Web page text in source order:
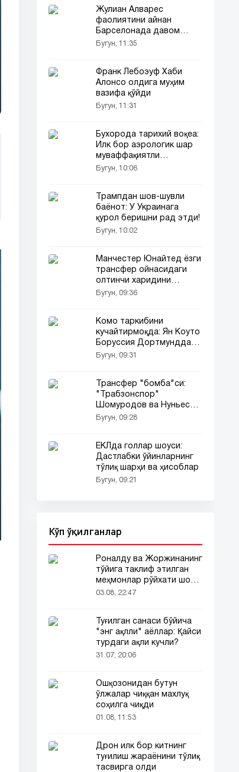
Жулиан Алварес
фаолиятини айнан
Барселонада давом
эттирмоқчи
Бугун, 11:35
Франк Лебоэуф Хаби
Алонсо олдига муҳим
вазифа қўйди
Бугун, 11:31
Бухорода тарихий воқеа:
Илк бор аэрологик шар
муваффақиятли
учирилди!
Бугун, 10:06
Трампдан шов-шувли
баёнот: У Украинага
қурол беришни рад этди!
Бугун, 10:02
Манчестер Юнайтед ёзги
трансфер ойнасидаги
олтинчи харидини
расман эълон қилди
Бугун, 09:36
Комо таркибини
кучайтирмоқда: Ян Коуто
Боруссия Дортмунддан
трансфер қилинди
Бугун, 09:31
Трансфер "бомба"си:
"Трабзонспор"
Шомуродов ва Нуньесни
сотиб олмоқчи!
Бугун, 09:28
ЕКЛда голлар шоуси:
Дастлабки ўйинларнинг
тўлиқ шарҳи ва ҳисоблар
Бугун, 09:21
Кўп ўқилганлар
Роналду ва Жоржинанинг
тўйига таклиф этилган
меҳмонлар рўйхати шов-
шувда
03.08, 22:47
Туғилган санаси бўйича
"энг ақлли" аёллар: Қайси
турдаги ақли кучли?
31.07, 20:06
Ошқозонидан бутун
ўлжалар чиққан махлуқ
соҳилга чиқди
01.08, 11:53
Дрон илк бор китнинг
туғилиш жараёнини тўлиқ
тасвирга олди